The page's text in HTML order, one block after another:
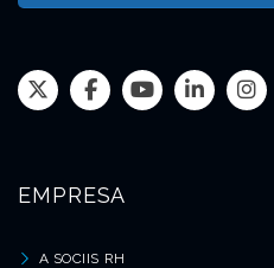
EMPRESA
A SOCIIS RH